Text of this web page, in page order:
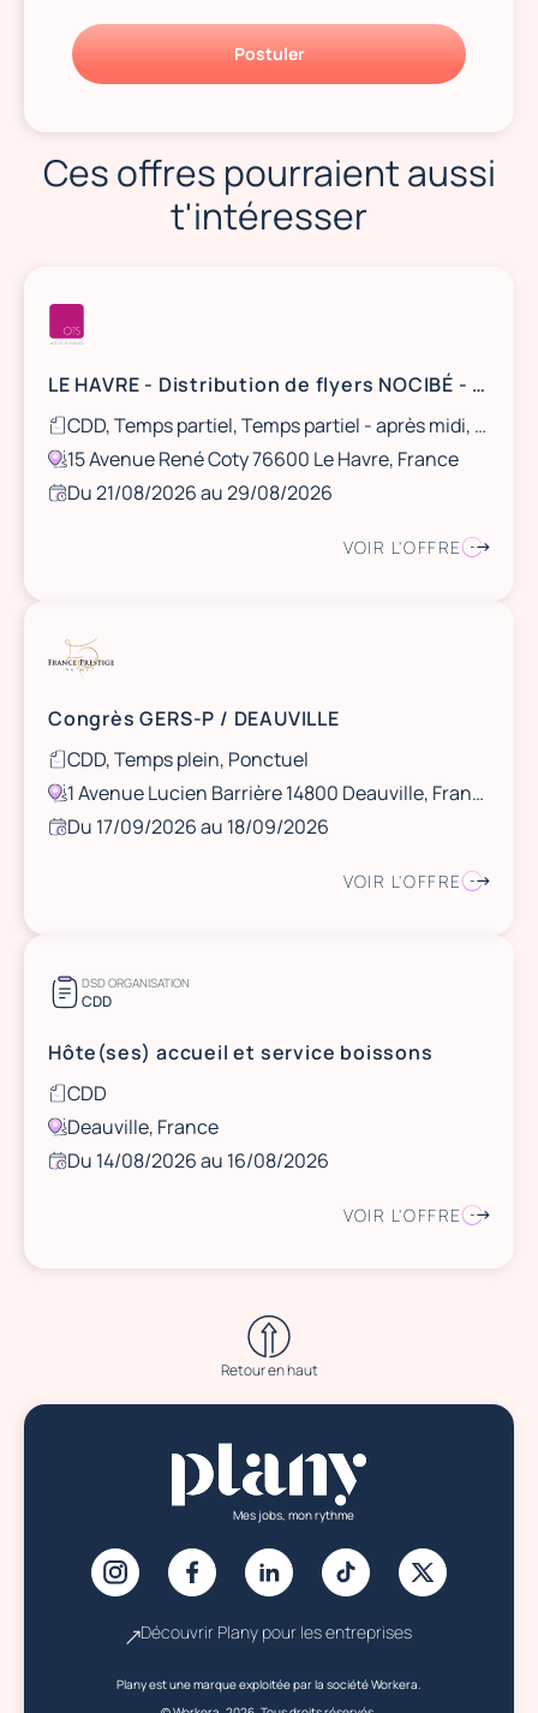
Postuler
Ces offres pourraient aussi
t'intéresser
LE HAVRE - Distribution de flyers NOCIBÉ - 21 et 22 août / 28 et 29 août
CDD, Temps partiel, Temps partiel - après midi, Ponctuel
15 Avenue René Coty 76600 Le Havre, France
Du 21/08/2026 au 29/08/2026
VOIR L'OFFRE
Congrès GERS-P / DEAUVILLE
CDD, Temps plein, Ponctuel
1 Avenue Lucien Barrière 14800 Deauville, France
Du 17/09/2026 au 18/09/2026
VOIR L'OFFRE
DSD ORGANISATION
CDD
Hôte(ses) accueil et service boissons
CDD
Deauville, France
Du 14/08/2026 au 16/08/2026
VOIR L'OFFRE
Retour en haut
Mes jobs, mon rythme
Découvrir Plany pour les entreprises
Plany est une marque exploitée par la société Workera.